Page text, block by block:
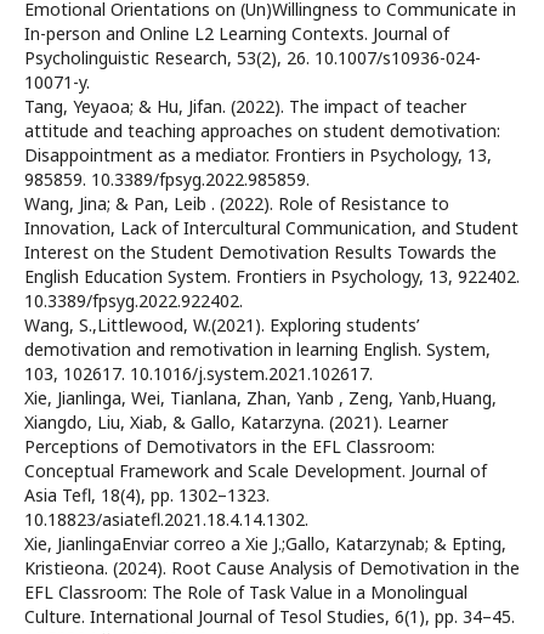
Emotional Orientations on (Un)Willingness to Communicate in
In-person and Online L2 Learning Contexts. Journal of
Psycholinguistic Research, 53(2), 26. 10.1007/s10936-024-
10071-y.
Tang, Yeyaoa; & Hu, Jifan. (2022). The impact of teacher
attitude and teaching approaches on student demotivation:
Disappointment as a mediator. Frontiers in Psychology, 13,
985859. 10.3389/fpsyg.2022.985859.
Wang, Jina; & Pan, Leib . (2022). Role of Resistance to
Innovation, Lack of Intercultural Communication, and Student
Interest on the Student Demotivation Results Towards the
English Education System. Frontiers in Psychology, 13, 922402.
10.3389/fpsyg.2022.922402.
Wang, S.,Littlewood, W.(2021). Exploring students’
demotivation and remotivation in learning English. System,
103, 102617. 10.1016/j.system.2021.102617.
Xie, Jianlinga, Wei, Tianlana, Zhan, Yanb , Zeng, Yanb,Huang,
Xiangdo, Liu, Xiab, & Gallo, Katarzyna. (2021). Learner
Perceptions of Demotivators in the EFL Classroom:
Conceptual Framework and Scale Development. Journal of
Asia Tefl, 18(4), pp. 1302–1323.
10.18823/asiatefl.2021.18.4.14.1302.
Xie, JianlingaEnviar correo a Xie J.;Gallo, Katarzynab; & Epting,
Kristieona. (2024). Root Cause Analysis of Demotivation in the
EFL Classroom: The Role of Task Value in a Monolingual
Culture. International Journal of Tesol Studies, 6(1), pp. 34–45.